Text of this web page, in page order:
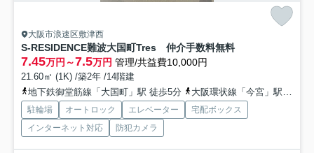
大阪市浪速区敷津西
S-RESIDENCE難波大国町Tres 仲介手数料無料
7.45万円～7.5万円 管理/共益費10,000円
21.60㎡ (1K) /築2年 /14階建
地下鉄御堂筋線「大国町」駅 徒歩5分
大阪環状線「今宮」駅 徒歩9分
駐輪場 オートロック エレベーター
宅配ボックス
インターネット対応
防犯カメラ